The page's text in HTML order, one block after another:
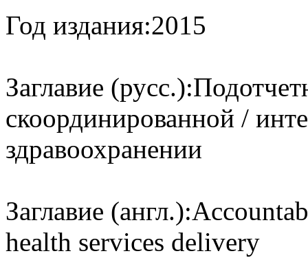
Год издания:2015
Заглавие (русс.):
скоординированной /
здравоохранении
Заглавие (англ.):
health services delivery